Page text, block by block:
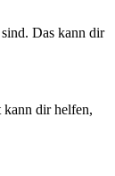
Das kann dir
dir helfen,